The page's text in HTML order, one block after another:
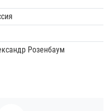
Розенбаум